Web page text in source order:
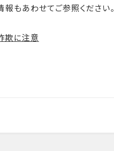
もあわせてご参照ください。
欺に注意